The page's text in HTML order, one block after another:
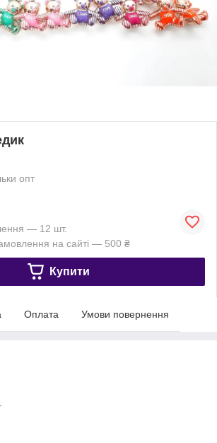
опт
— 12 шт.
на сайті — 500 ₴
Купити
Оплата Умови повернення